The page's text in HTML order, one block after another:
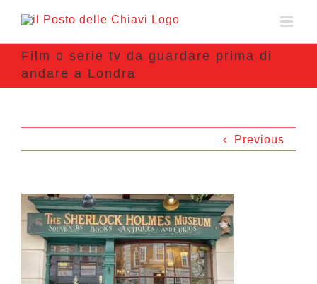
Film o serie tv da guardare prima di
andare a Londra
Previous